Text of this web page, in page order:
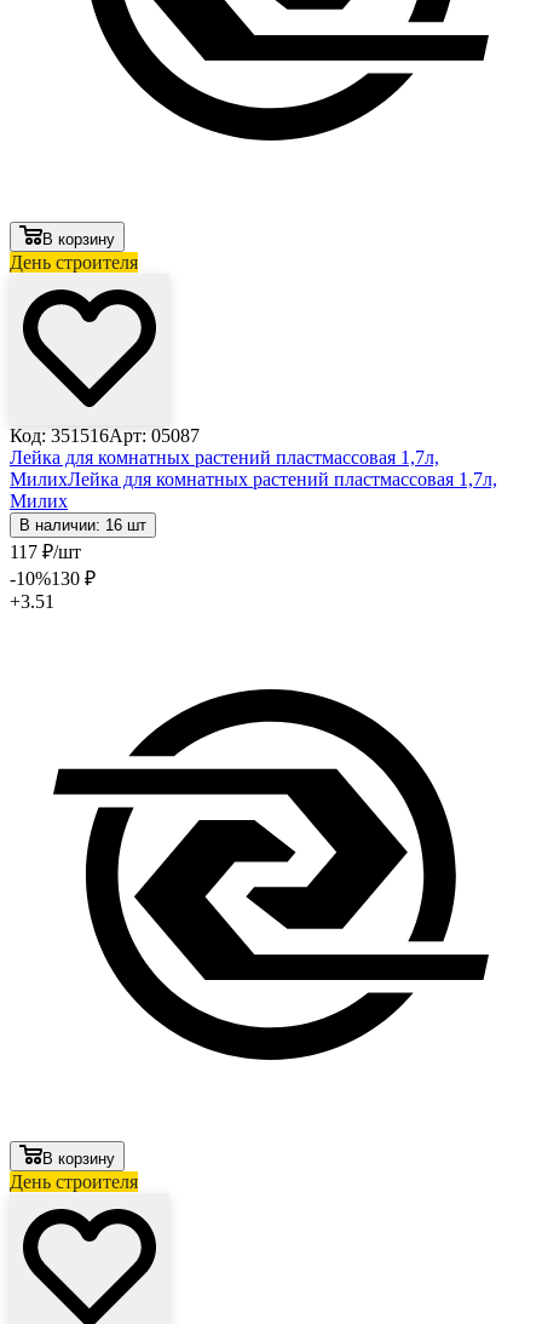
В корзину
День строителя
Код: 351516Арт: 05087
Лейка для комнатных растений пластмассовая 1,7л,
МилихЛейка для комнатных растений пластмассовая 1,7л,
Милих
В наличии: 16 шт
117 ₽/шт
-10%130 ₽
+3.51
В корзину
День строителя